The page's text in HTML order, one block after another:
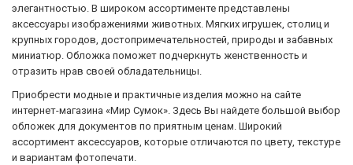
элегантностью. В широком ассортименте представлены
аксессуары изображениями животных. Мягких игрушек, столиц и
крупных городов, достопримечательностей, природы и забавных
миниатюр. Обложка поможет подчеркнуть женственность и
отразить нрав своей обладательницы.
Приобрести модные и практичные изделия можно на сайте
интернет-магазина «Мир Сумок». Здесь Вы найдете большой выбор
обложек для документов по приятным ценам. Широкий
ассортимент аксессуаров, которые отличаются по цвету, текстуре
и вариантам фотопечати.